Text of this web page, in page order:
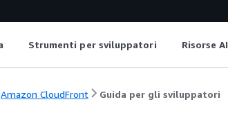
Strumenti per sviluppatori Risorse AI
Amazon CloudFront Guida per gli sviluppatori